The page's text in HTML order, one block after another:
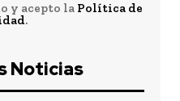
y acepto la Política de
.
Noticias